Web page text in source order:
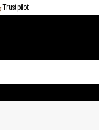
Trustpilot